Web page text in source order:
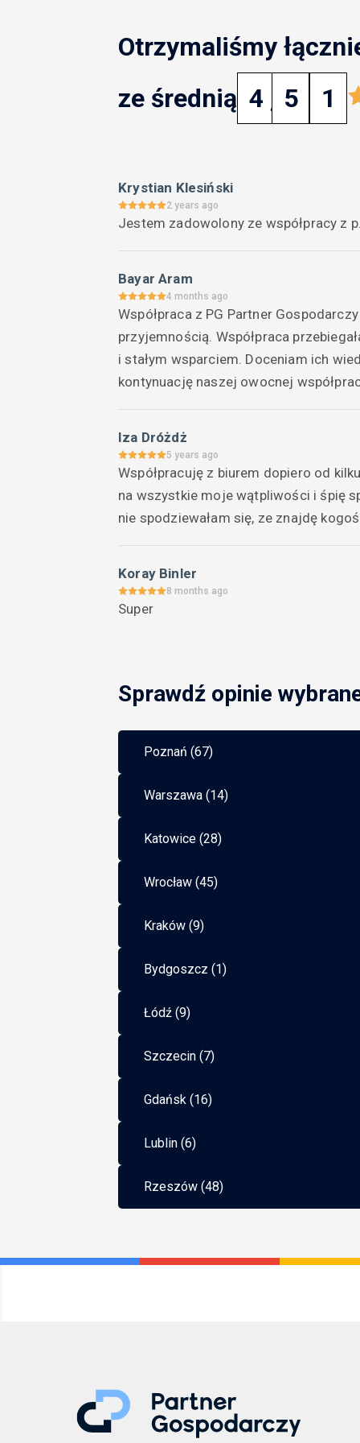
Otrzymaliśmy
ze średnią 4 5 1
Krystian Klesiński
2 years ago
Jestem zadowolony ze współpracy z
Bayar Aram
4 months ago
Współpraca z PG Partner
przyjemnością. Współpraca
i stałym wsparciem. Doceniam ich
kontynuację naszej owocnej
Iza Dróżdż
5 years ago
Współpracuję z biurem dopiero od
na wszystkie moje wątpliwości i śpię
nie spodziewałam się, ze znajdę
Koray Binler
8 months ago
Super
Sprawdź opinie
Poznań (67)
Warszawa (14)
Katowice (28)
Wrocław (45)
Kraków (9)
Bydgoszcz (1)
Łódź (9)
Szczecin (7)
Gdańsk (16)
Lublin (6)
Rzeszów (48)